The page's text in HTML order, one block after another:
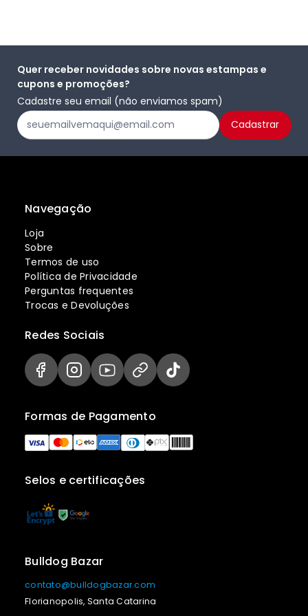
Quer receber novidades sobre novas estampas e
cupons e promoções?
Cadastre seu email (não enviamos spam)
Navegação
Loja
Sobre
Termos de uso
Política de Privacidade
Perguntas frequentes
Trocas e Devoluções
Selos e certificações
Formas de Pagamento
Redes Sociais
Bulldog Bazar
contato@bulldogbazar.com
Florianopolis, Santa Catarina